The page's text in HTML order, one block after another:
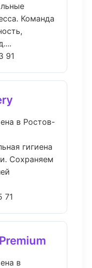
Команда
91
в Ростов-
гигиена
Сохраняем
71
в